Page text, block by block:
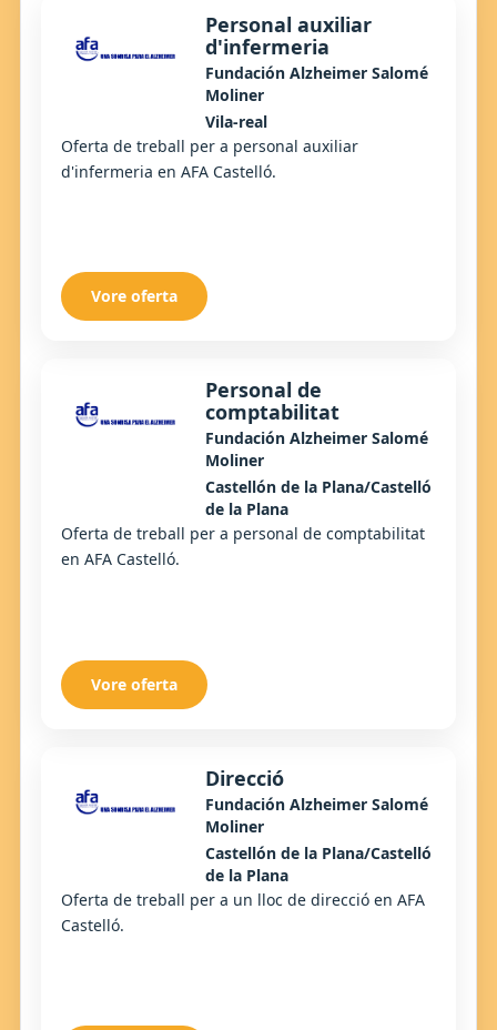
Personal auxiliar
d'infermeria
Fundación Alzheimer Salomé
Moliner
Vila-real
Oferta de treball per a personal auxiliar
d'infermeria en AFA Castelló.
Vore oferta
Personal de
comptabilitat
Fundación Alzheimer Salomé
Moliner
Castellón de la Plana/Castelló
de la Plana
Oferta de treball per a personal de comptabilitat
en AFA Castelló.
Vore oferta
Direcció
Fundación Alzheimer Salomé
Moliner
Castellón de la Plana/Castelló
de la Plana
Oferta de treball per a un lloc de direcció en AFA
Castelló.